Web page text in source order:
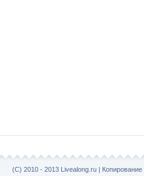
(C) 2010 - 2013 Livealong.ru |